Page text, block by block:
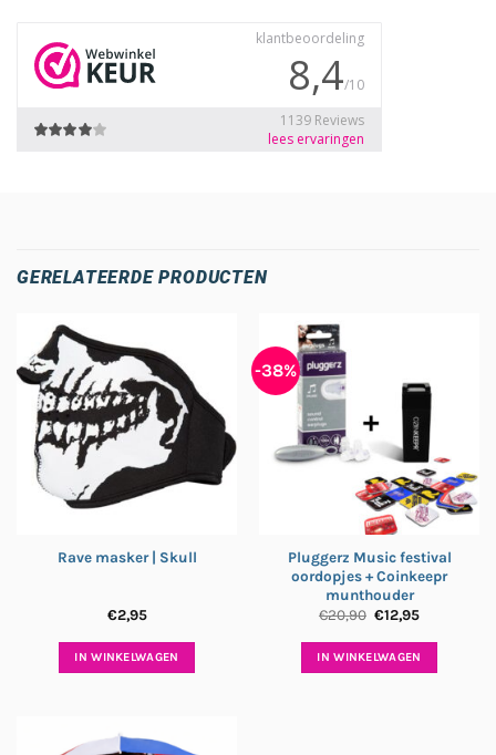
GERELATEERDE PRODUCTEN
Rave masker | Skull
€2,95
IN WINKELWAGEN
-38%
Pluggerz Music festival
oordopjes + Coinkeepr
munthouder
€20,90 Oorspronkelijke
was:
€20,90.
€12,95Huidige
is:
€12,95.
IN WINKELWAGEN